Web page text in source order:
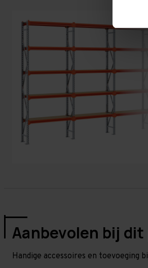
Aanbevolen bij
Handige accessoires en